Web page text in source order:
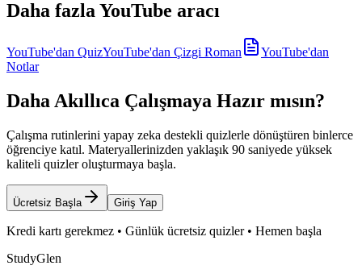
Daha fazla YouTube aracı
YouTube'dan QuizYouTube'dan Çizgi Roman
YouTube'dan
Notlar
Daha Akıllıca Çalışmaya Hazır mısın?
Çalışma rutinlerini yapay zeka destekli quizlerle dönüştüren binlerce
öğrenciye katıl. Materyallerinizden yaklaşık 90 saniyede yüksek
kaliteli quizler oluşturmaya başla.
Ücretsiz Başla Giriş Yap
Kredi kartı gerekmez • Günlük ücretsiz quizler • Hemen başla
StudyGlen